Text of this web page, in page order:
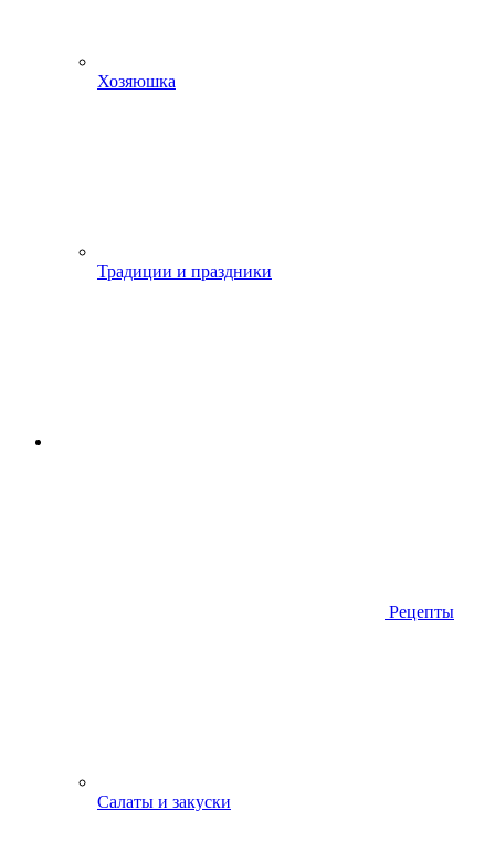
Хозяюшка
Традиции и праздники
Рецепты
Салаты и закуски